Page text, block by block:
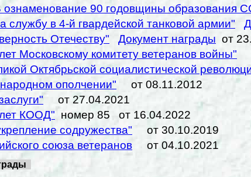
90 годовщины образования
службу в 4-й гвардейской танковой армии"
Отечеству"
Документ награды от
Московскому комитету ветеранов войны"
Октябрьской социалистической
ополчении" от 08.11.2012
от 27.04.2021
КООД" номер 85 от 16.04.2022
содружества" от 30.10.2019
союза ветеранов от 04.10.2021